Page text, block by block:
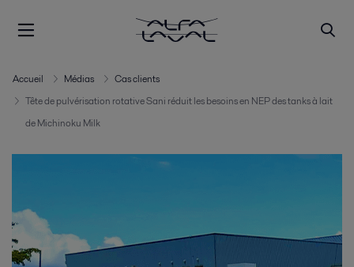
Accueil Médias
Cas clients
Tête de pulvérisation rotative Sani réduit les besoins en NEP des tanks à lait
de Michinoku Milk